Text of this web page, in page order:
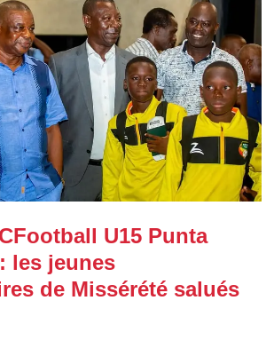
U15 Punta
les jeunes
de Missérété salués